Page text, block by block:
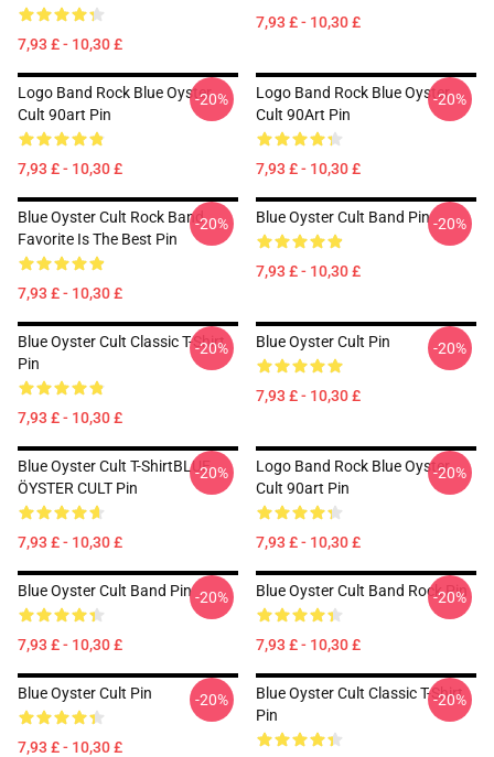
7,93 £ - 10,30 £
7,93 £ - 10,30 £
Logo Band Rock Blue Oyster
Cult 90art Pin
7,93 £ - 10,30 £
-20%
Logo Band Rock Blue Oyster
Cult 90Art Pin
7,93 £ - 10,30 £
-20%
Blue Oyster Cult Rock Band
Favorite Is The Best Pin
7,93 £ - 10,30 £
-20% Blue Oyster Cult Band Pin
7,93 £ - 10,30 £
-20%
Blue Oyster Cult Classic T-Shirt
Pin
7,93 £ - 10,30 £
-20% Blue Oyster Cult Pin
7,93 £ - 10,30 £
-20%
Blue Oyster Cult T-ShirtBLUE
ÖYSTER CULT Pin
7,93 £ - 10,30 £
-20%
Logo Band Rock Blue Oyster
Cult 90art Pin
7,93 £ - 10,30 £
-20%
Blue Oyster Cult Band Pin
7,93 £ - 10,30 £
-20% Blue Oyster Cult Band Rock Pin
7,93 £ - 10,30 £
-20%
Blue Oyster Cult Pin
7,93 £ - 10,30 £
-20%
Blue Oyster Cult Classic T-Shirt
Pin
-20%